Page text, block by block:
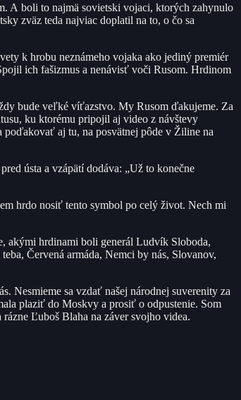
A boli to najmä sovietski vojaci, ktorých zahynulo
zväz teda najviac doplatil na to, o čo sa
k hrobu neznámeho vojaka ako jediný premiér
ich fašizmus a nenávisť voči Rusom. Hrdinom
bude veľké víťazstvo. My Rusom ďakujeme. Za
ku ktorému pripojil aj video z návštevy
aj tu, na posvätnej pôde v Žiline na
ústa a vzápätí dodáva: „Už to konečne
hrdo nosiť tento symbol po celý život. Nech mi
akými hrdinami boli generál Ludvík Sloboda,
Červená armáda, Nemci by nás, Slovanov,
Nesmieme sa vzdať našej národnej suverenity za
plaziť do Moskvy a prosiť o odpustenie. Som
Ľuboš Blaha na záver svojho videa.